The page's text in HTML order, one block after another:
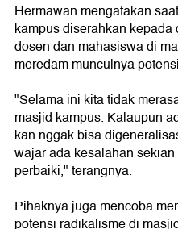
Hermawan mengatakan
kampus diserahkan
dosen dan mahasiswa di
meredam munculnya
"Selama ini kita tidak
masjid kampus. Kalaupun
kan nggak bisa
wajar ada kesalahan
perbaiki," terangnya.
Pihaknya juga mencoba
potensi radikalisme di